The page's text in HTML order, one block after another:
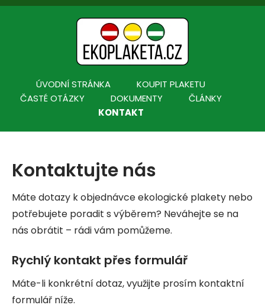
Skip
ÚVODNÍ STRÁNKA
KOUPIT PLAKETU
ČASTÉ OTÁZKY
DOKUMENTY
ČLÁNKY
KONTAKT
Kontaktujte nás
Máte dotazy k objednávce ekologické plakety nebo
potřebujete poradit s výběrem? Neváhejte se na
nás obrátit – rádi vám pomůžeme.
Rychlý kontakt přes formulář
Máte-li konkrétní dotaz, využijte prosím kontaktní
formulář níže.